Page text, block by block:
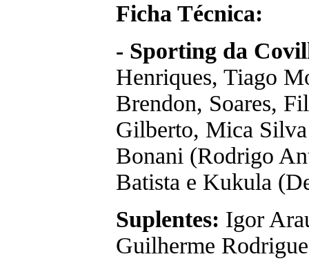
Ficha Técnica:
- Sporting da
Henriques, Tiago
Brendon, Soares,
Gilberto, Mica
Bonani (Rodrigo
Batista e Kukula
Suplentes: Igor
Guilherme